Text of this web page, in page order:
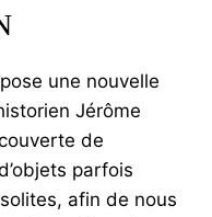
une nouvelle
Jérôme
de
parfois
afin de nous